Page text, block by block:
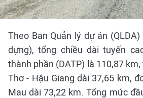
Theo Ban Quản lý dự án
dựng), tổng chiều dài tuyến
thành phần (DATP) là 110,87
Thơ - Hậu Giang dài 37,65 km,
Mau dài 73,22 km. Tổng mức